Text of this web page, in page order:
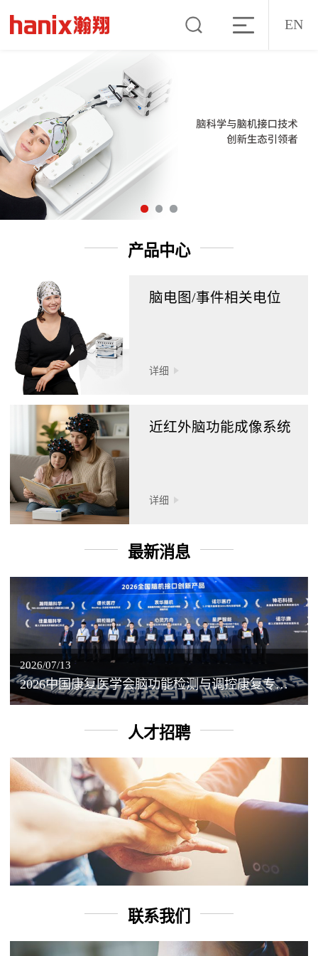
EN
产品中心
脑电图/事件相关电位
详细
近红外脑功能成像系统
详细
最新消息
2026/07/13
2026中国康复医学会脑功能检测与调控康复专业委员会学术年会丨脑客中国：脑机接口——EEG驱动TMS闭环调控工作坊
人才招聘
联系我们